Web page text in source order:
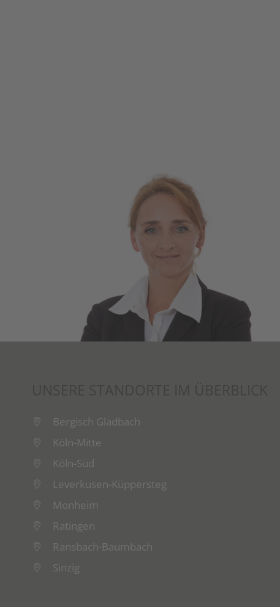
Bergisch Gladbach
Köln-Mitte
Köln-Süd
Leverkusen-Küppersteg
Monheim
Ratingen
Ransbach-Baumbach
Sinzig